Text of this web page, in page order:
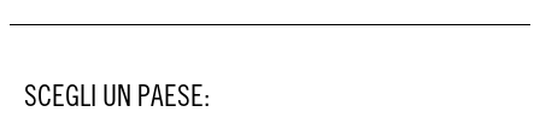
SCEGLI UN PAESE: